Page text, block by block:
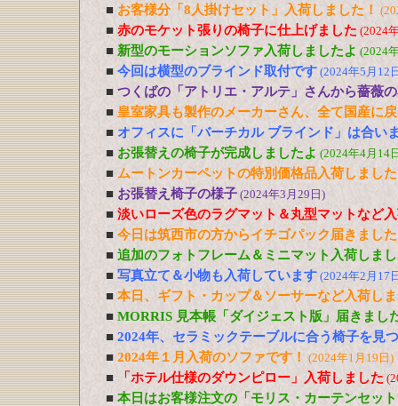
■ お客様分「8人掛けセット」入荷しました！
■ 赤のモケット張りの椅子に仕上げました (2024
■ 新型のモーションソファ入荷しましたよ (2024
■ 今回は横型のブラインド取付です (2024年5月12
■ つくばの「アトリエ・アルテ」さんから薔薇
■ 皇室家具も製作のメーカーさん、全て国産に
■ オフィスに「バーチカル ブラインド」は合い
■ お張替えの椅子が完成しましたよ (2024年4月14
■ ムートンカーペットの特別価格品入荷しました
■ お張替え椅子の様子 (2024年3月29日)
■ 淡いローズ色のラグマット＆丸型マットなど
■ 今日は筑西市の方からイチゴパック届きました
■ 追加のフォトフレーム＆ミニマット入荷しま
■ 写真立て＆小物も入荷しています (2024年2月17
■ 本日、ギフト・カップ＆ソーサーなど入荷し
■ MORRIS 見本帳「ダイジェスト版」届きまし
■ 2024年、セラミックテーブルに合う椅子を見
■ 2024年１月入荷のソファです！ (2024年1月19日)
■ 「ホテル仕様のダウンピロー」入荷しました
■ 本日はお客様注文の「モリス・カーテンセッ